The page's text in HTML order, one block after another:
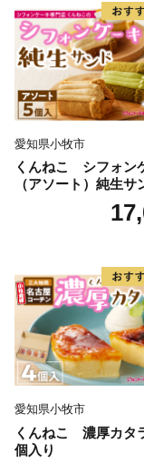
愛知県小牧市
くんねこ シフォン
（アソート）純生サ
愛知県小牧市
くんねこ 濃厚カタ
個入り